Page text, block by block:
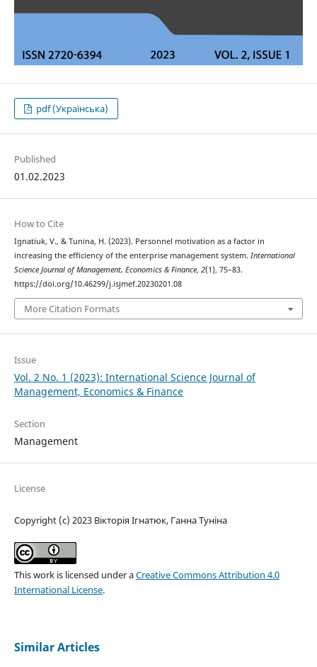
pdf (Українська)
Published
01.02.2023
How to Cite
Ignatiuk, V., & Tunina, H. (2023). Personnel motivation as a factor in
increasing the efficiency of the enterprise management system. International
Science Journal of Management, Economics & Finance, 2(1), 75–83.
https://doi.org/10.46299/j.isjmef.20230201.08
More Citation Formats
Issue
Vol. 2 No. 1 (2023): International Science Journal of
Management, Economics & Finance
Section
Management
License
Copyright (c) 2023 Вікторія Ігнатюк, Ганна Туніна
This work is licensed under aCreative Commons Attribution 4.0
International License.
Similar Articles